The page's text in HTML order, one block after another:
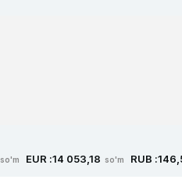
so'm EUR :14 053,18 so'm RUB :